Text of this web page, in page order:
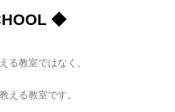
◆
る教室ではなく、
教える教室です。